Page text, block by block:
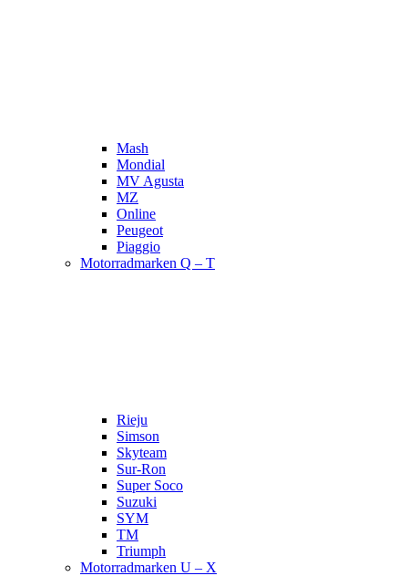
Mash
Mondial
MV Agusta
MZ
Online
Peugeot
Piaggio
Motorradmarken Q – T
Rieju
Simson
Skyteam
Sur-Ron
Super Soco
Suzuki
SYM
TM
Triumph
Motorradmarken U – X